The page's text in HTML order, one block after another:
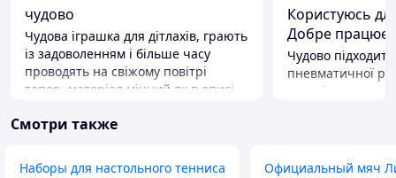
чудово
Чудова іграшка для дітлахів, грають
із задоволенням і більше часу
проводять на свіжому повітрі
тепер, матеріал міцний як в описі
Користуюсь
Добре працює.
Чудово
пневматичної
пострілу
Смотри также
Наборы для настольного тенниса Официальный мяч